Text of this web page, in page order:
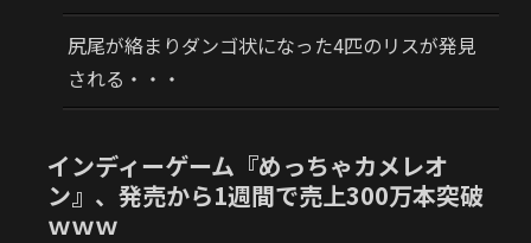
尻尾が絡まりダンゴ状になった4匹のリスが発見
される・・・
インディーゲーム『めっちゃカメレオ
ン』、発売から1週間で売上300万本突破
ｗｗｗ